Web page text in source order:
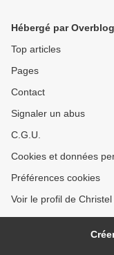
Hébergé par Overblog
Top articles
Pages
Contact
Signaler un abus
C.G.U.
Cookies et données
Préférences cookies
Voir le profil de